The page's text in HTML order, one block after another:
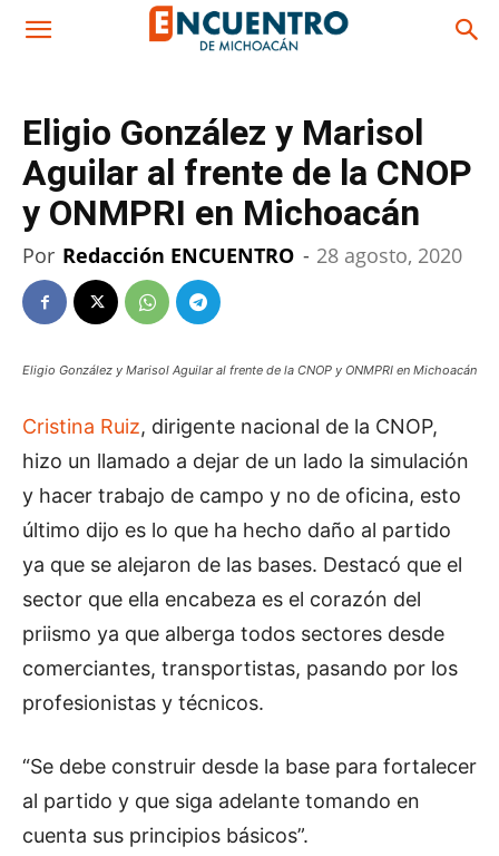
Eligio González y Marisol
Aguilar al frente de la CNOP
y ONMPRI en Michoacán
Por Redacción ENCUENTRO - 28 agosto, 2020
Eligio González y Marisol Aguilar al frente de la CNOP y ONMPRI en Michoacán
Cristina Ruiz, dirigente nacional de la CNOP,
hizo un llamado a dejar de un lado la simulación
y hacer trabajo de campo y no de oficina, esto
último dijo es lo que ha hecho daño al partido
ya que se alejaron de las bases. Destacó que el
sector que ella encabeza es el corazón del
priismo ya que alberga todos sectores desde
comerciantes, transportistas, pasando por los
profesionistas y técnicos.
“Se debe construir desde la base para fortalecer
al partido y que siga adelante tomando en
cuenta sus principios básicos”.